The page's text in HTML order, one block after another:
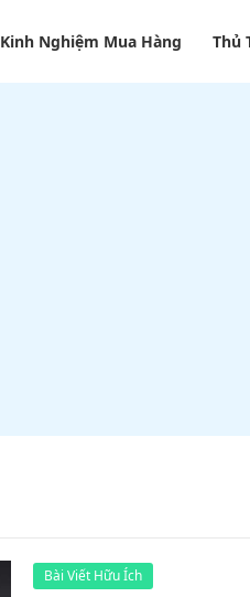
Kinh Nghiệm Mua Hàng Thủ
Bài Viết Hữu Ích